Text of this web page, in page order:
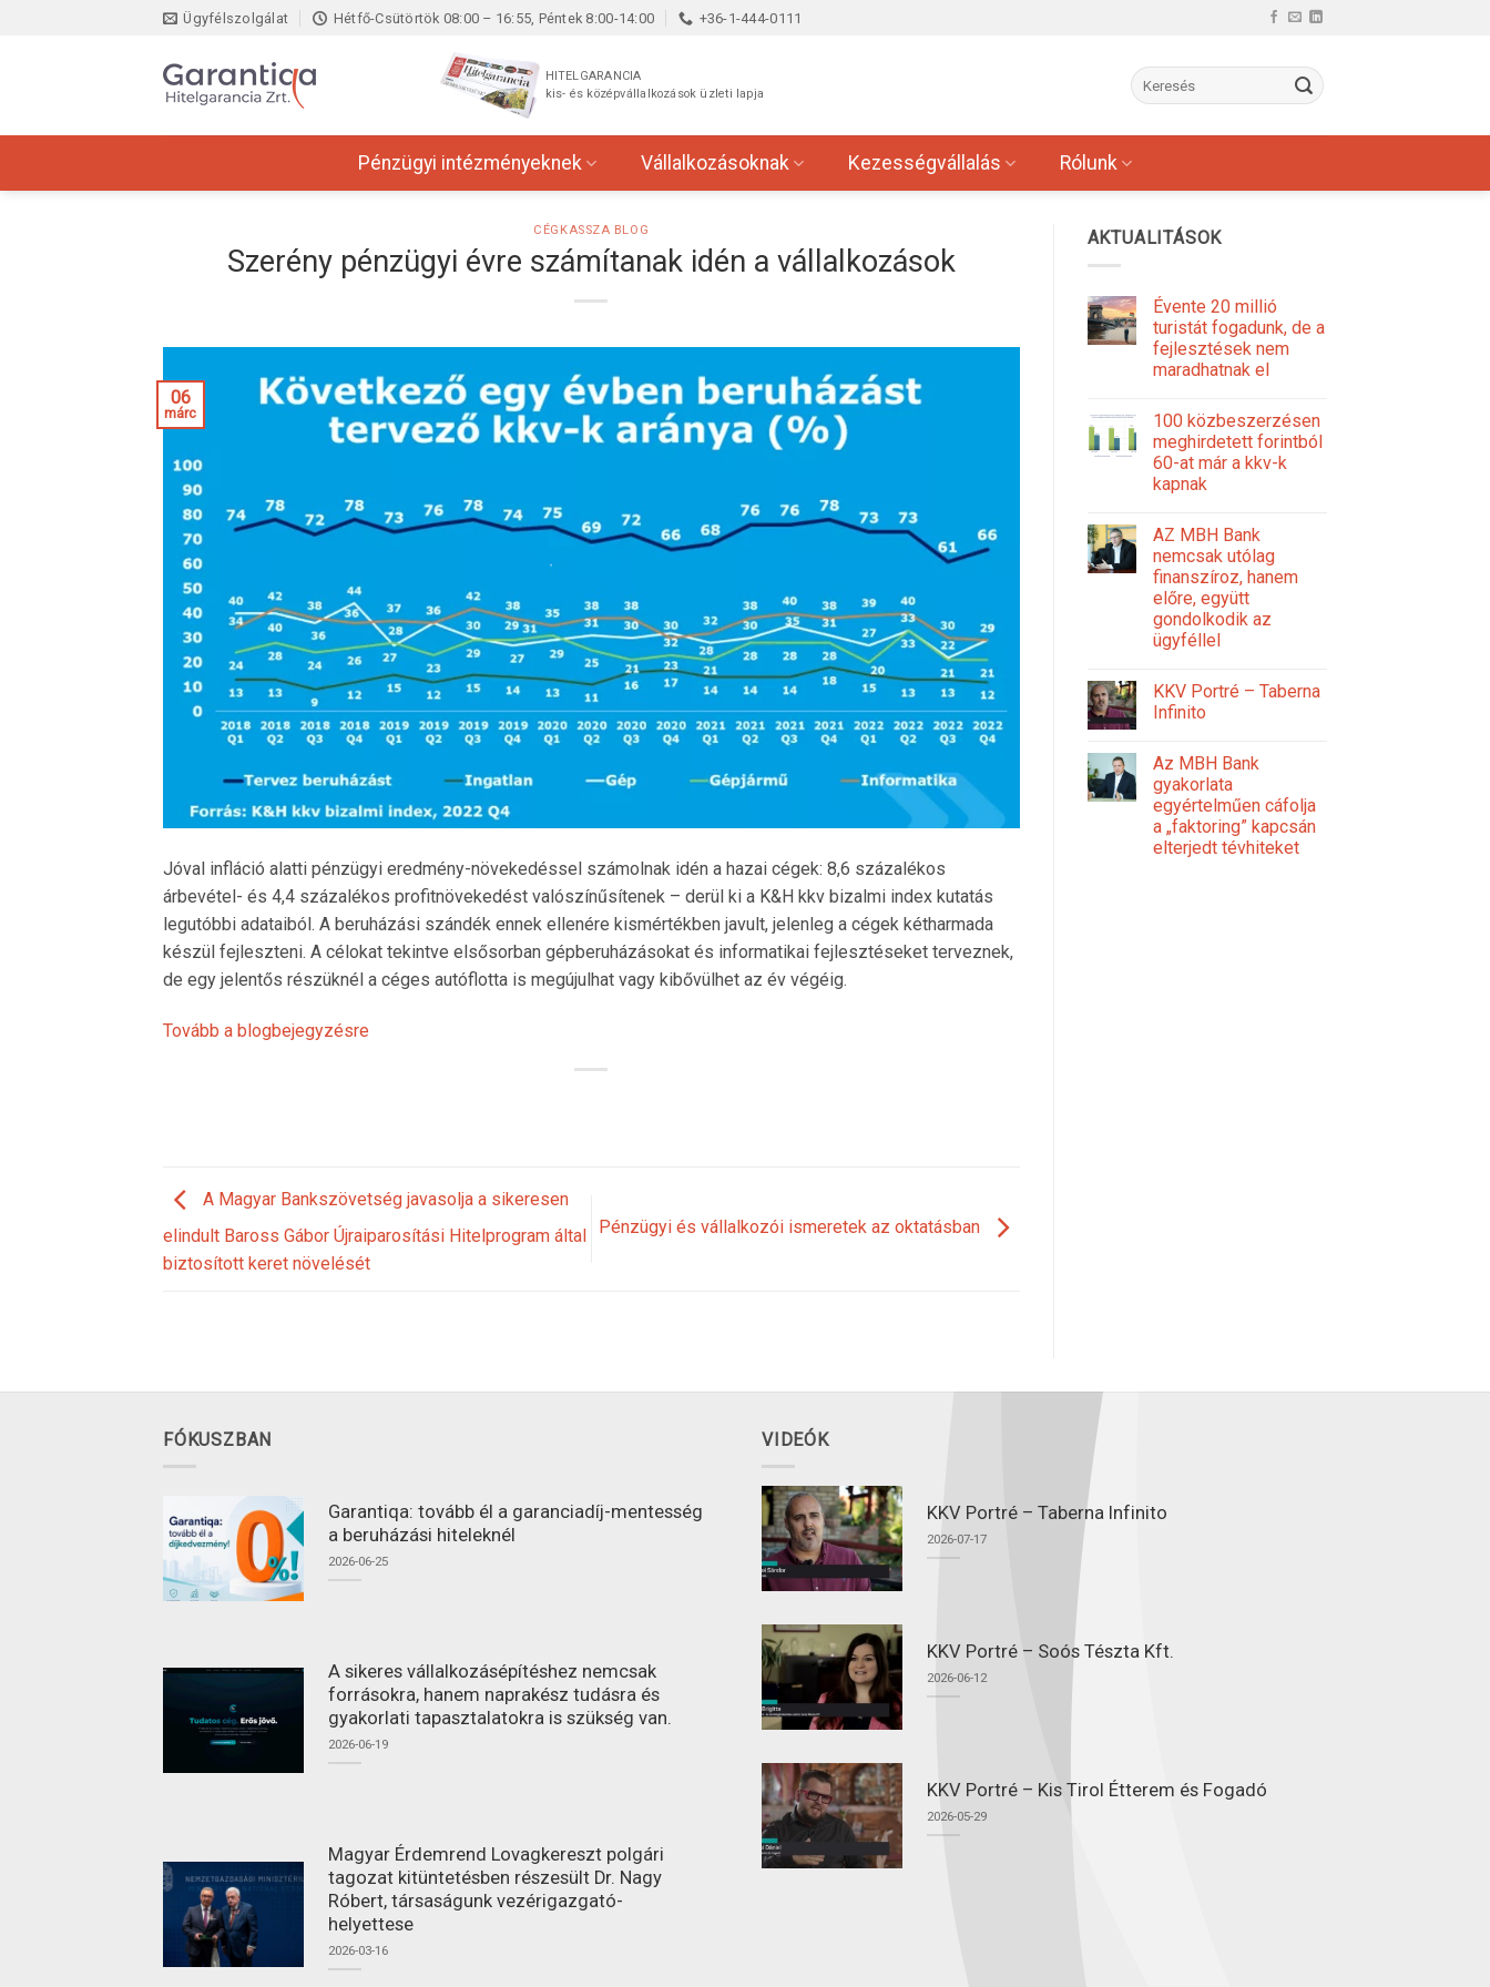
Ügyfélszolgálat Hétfő-Csütörtök 08:00 – 16:55, Péntek 8:00-14:00 +36-1-444-0111
HITELGARANCIA
kis- és középvállalkozások üzleti lapja
Pénzügyi intézményeknek Vállalkozásoknak Kezességvállalás Rólunk
CÉGKASSZA BLOG
Szerény pénzügyi évre számítanak idén a vállalkozások
06
márc
Jóval infláció alatti pénzügyi eredmény-növekedéssel számolnak idén a hazai cégek: 8,6 százalékos
árbevétel- és 4,4 százalékos profitnövekedést valószínűsítenek – derül ki a K&H kkv bizalmi index kutatás
legutóbbi adataiból. A beruházási szándék ennek ellenére kismértékben javult, jelenleg a cégek kétharmada
készül fejleszteni. A célokat tekintve elsősorban gépberuházásokat és informatikai fejlesztéseket terveznek,
de egy jelentős részüknél a céges autóflotta is megújulhat vagy kibővülhet az év végéig.
Tovább a blogbejegyzésre
A Magyar Bankszövetség javasolja a sikeresen
elindult Baross Gábor Újraiparosítási Hitelprogram által
biztosított keret növelését
Pénzügyi és vállalkozói ismeretek az oktatásban
AKTUALITÁSOK
Évente 20 millió
turistát fogadunk, de a
fejlesztések nem
maradhatnak el
100 közbeszerzésen
meghirdetett forintból
60-at már a kkv-k
kapnak
AZ MBH Bank
nemcsak utólag
finanszíroz, hanem
előre, együtt
gondolkodik az
ügyféllel
KKV Portré – Taberna
Infinito
Az MBH Bank
gyakorlata
egyértelműen cáfolja
a „faktoring” kapcsán
elterjedt tévhiteket
FÓKUSZBAN
Garantiqa: tovább él a garanciadíj-mentesség
a beruházási hiteleknél
2026-06-25
A sikeres vállalkozásépítéshez nemcsak
forrásokra, hanem naprakész tudásra és
gyakorlati tapasztalatokra is szükség van.
2026-06-19
Magyar Érdemrend Lovagkereszt polgári
tagozat kitüntetésben részesült Dr. Nagy
Róbert, társaságunk vezérigazgató-
helyettese
2026-03-16
VIDEÓK
KKV Portré – Taberna Infinito
2026-07-17
KKV Portré – Soós Tészta Kft.
2026-06-12
KKV Portré – Kis Tirol Étterem és Fogadó
2026-05-29